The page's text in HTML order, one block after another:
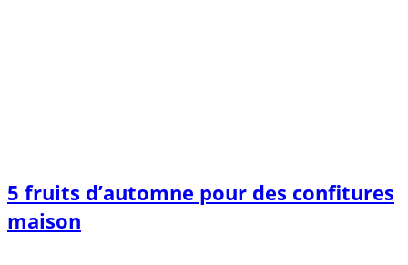
5 fruits d’automne pour des confitures
maison